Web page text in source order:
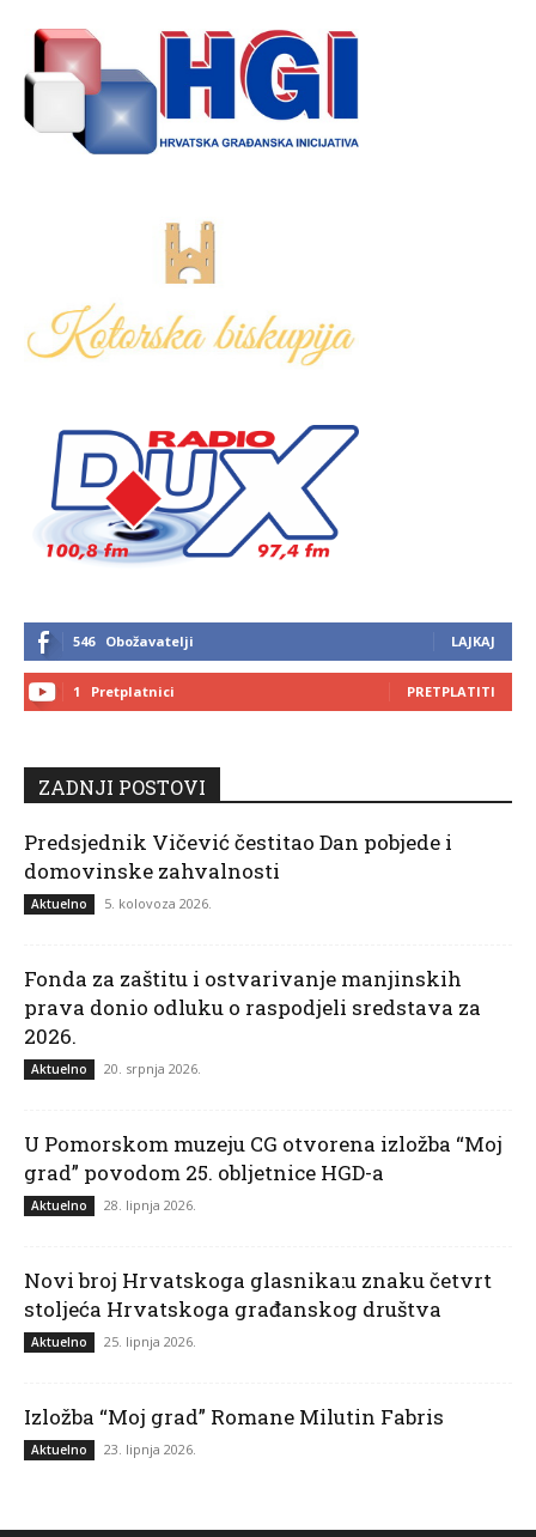
546 Obožavatelji LAJKAJ
1 Pretplatnici PRETPLATITI
ZADNJI POSTOVI
Predsjednik Vičević čestitao Dan pobjede i
domovinske zahvalnosti
Aktuelno 5. kolovoza 2026.
Fonda za zaštitu i ostvarivanje manjinskih
prava donio odluku o raspodjeli sredstava za
2026.
Aktuelno 20. srpnja 2026.
U Pomorskom muzeju CG otvorena izložba “Moj
grad” povodom 25. obljetnice HGD-a
Aktuelno 28. lipnja 2026.
Novi broj Hrvatskoga glasnika:u znaku četvrt
stoljeća Hrvatskoga građanskog društva
Aktuelno 25. lipnja 2026.
Izložba “Moj grad” Romane Milutin Fabris
Aktuelno 23. lipnja 2026.